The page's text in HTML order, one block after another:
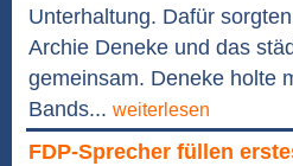
Unterhaltung. Dafür
Archie Deneke und das
gemeinsam. Deneke holte
Bands... weiterlesen
FDP-Sprecher füllen